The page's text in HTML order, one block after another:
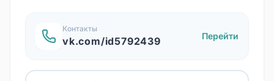
Контакты
vk.com/id5792439 Перейти